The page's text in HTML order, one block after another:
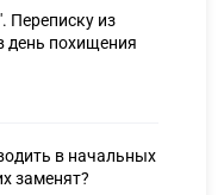
Переписку из
день похищения
в начальных
заменят?